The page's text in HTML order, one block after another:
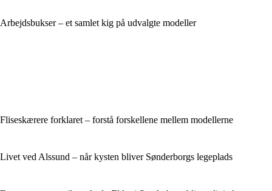
Arbejdsbukser – et samlet kig på udvalgte modeller
Fliseskærere forklaret – forstå forskellene mellem modellerne
Livet ved Alssund – når kysten bliver Sønderborgs legeplads